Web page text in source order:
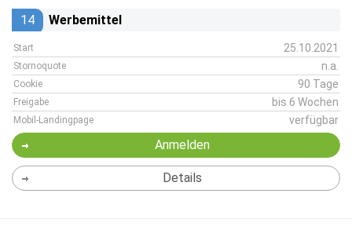
14 Werbemittel
Start 25.10.2021
Stornoquote n.a.
Cookie 90 Tage
Freigabe bis 6 Wochen
Mobil-Landingpage verfügbar
Anmelden
Details